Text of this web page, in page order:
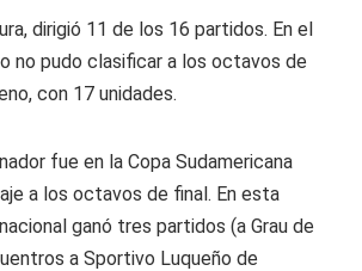
dirigió 11 de los 16 partidos. En el
no pudo clasificar a los octavos de
con 17 unidades.
fue en la Copa Sudamericana
a los octavos de final. En esta
ganó tres partidos (a Grau de
a Sportivo Luqueño de